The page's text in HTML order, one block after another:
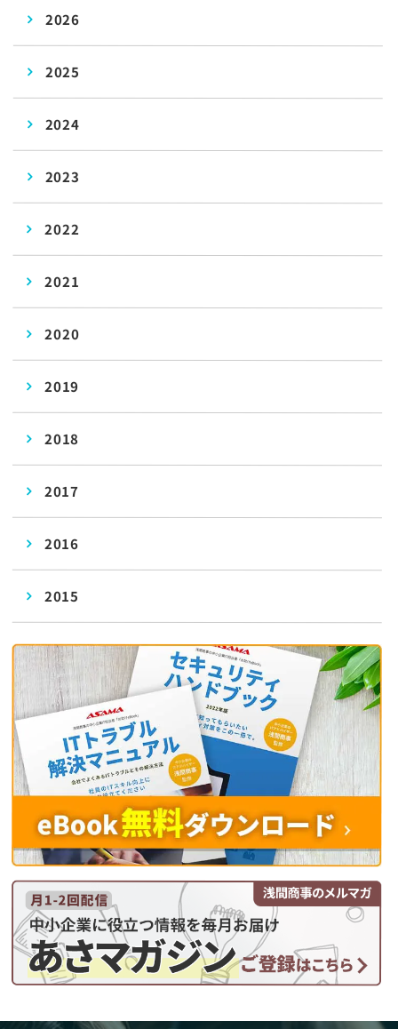
2026
2025
2024
2023
2022
2021
2020
2019
2018
2017
2016
2015